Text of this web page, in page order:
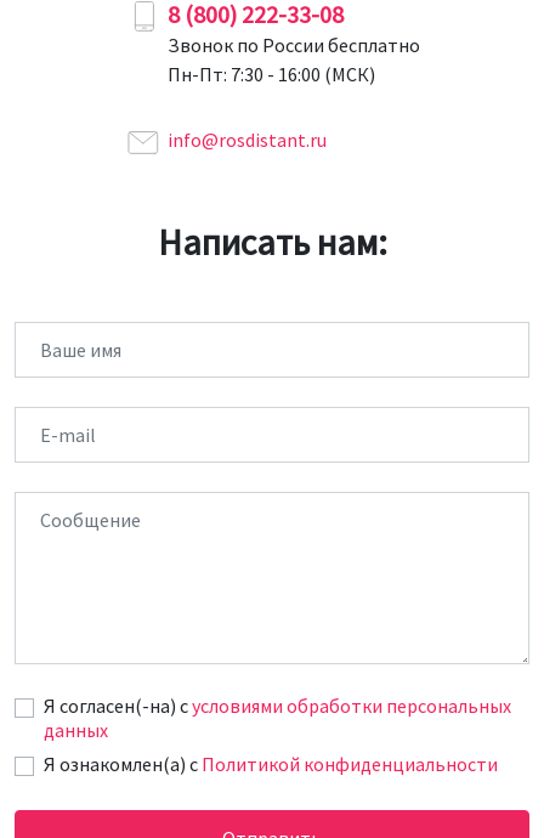
8 (800) 222-33-08
Звонок по России бесплатно
Пн-Пт: 7:30 - 16:00 (МСК)
info@rosdistant.ru
Написать нам:
Я согласен(-на) cусловиями обработки персональных
данных
Я ознакомлен(а) с Политикой конфиденциальности